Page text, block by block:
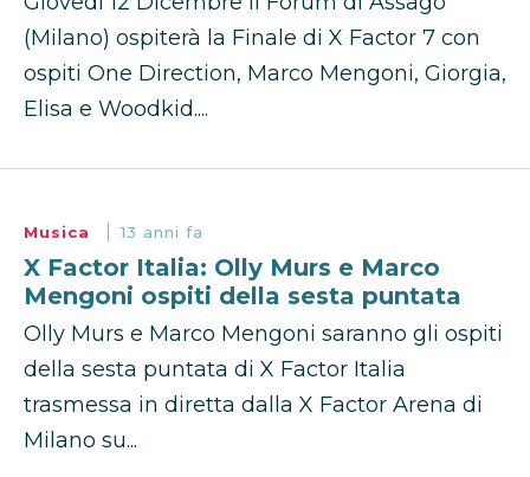
(Milano) ospiterà la Finale di X Factor 7 con
ospiti One Direction, Marco Mengoni, Giorgia,
Elisa e Woodkid....
Musica 13 anni fa
X Factor Italia: Olly Murs e Marco
Mengoni ospiti della sesta puntata
Olly Murs e Marco Mengoni saranno gli ospiti
della sesta puntata di X Factor Italia
trasmessa in diretta dalla X Factor Arena di
Milano su...